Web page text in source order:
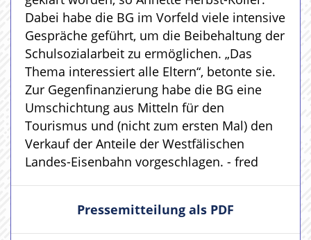
Dabei habe die BG im Vorfeld viele intensive
Gespräche geführt, um die Beibehaltung der
Schulsozialarbeit zu ermöglichen. „Das
Thema interessiert alle Eltern“, betonte sie.
Zur Gegenfinanzierung habe die BG eine
Umschichtung aus Mitteln für den
Tourismus und (nicht zum ersten Mal) den
Verkauf der Anteile der Westfälischen
Landes-Eisenbahn vorgeschlagen. - fred
Pressemitteilung als PDF